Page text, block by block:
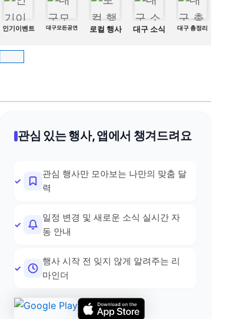
인기이벤트 대구모든공연 로컬 행사 대구 소식 대구 총정리
관심 있는 행사, 앱에서 챙겨드려요
관심 행사만 모아보는 나만의 맞춤 달
력
일정 변경 및 새로운 소식 실시간 자
동 안내
행사 시작 전 잊지 않게 알려주는 리
마인더